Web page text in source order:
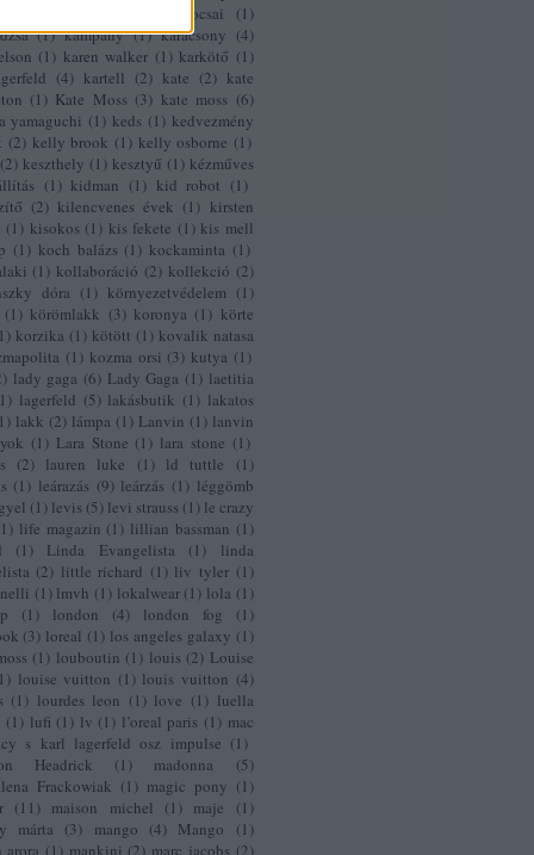
kalocsai (1 )
(1) kampány (1) karácsony (4)
(1 ) karen walker (1 ) karkötő (1 )
(4) kartell (2) kate (2) kate
(1 ) Kate Moss (3) kate moss (6)
yamaguchi (1 ) keds (1 ) kedvezmény
(2) kelly brook (1 ) kelly osborne (1 )
(2) keszthely (1 ) kesztyű (1 ) kézműves
(1 ) kidman (1 ) kid robot (1 )
(2) kilencvenes évek (1 ) kirsten
(1 ) kisokos (1 ) kis fekete (1 ) kis mell
(1 ) koch balázs (1 ) kockaminta (1 )
(1 ) kollaboráció (2) kollekció (2)
dóra (1 ) környezetvédelem (1 )
(1 ) körömlakk (3) koronya (1 ) körte
1 ) korzika (1 ) kötött (1 ) kovalik natasa
(1 ) kozma orsi (3) kutya (1 )
) lady gaga (6) Lady Gaga (1 ) laetitia
1 ) lagerfeld (5) lakásbutik (1 ) lakatos
1 ) lakk (2) lámpa (1 ) Lanvin (1 ) lanvin
(1 ) Lara Stone (1 ) lara stone (1 )
(2) lauren luke (1 ) ld tuttle (1 )
(1 ) leárazás (9) leárzás (1 ) léggömb
(1 ) levis (5) levi strauss (1 ) le crazy
1 ) life magazin (1 ) lillian bassman (1 )
(1 ) Linda Evangelista (1 )
linda
(2) little richard (1 ) liv tyler (1 )
(1 ) lmvh (1 ) lokalwear (1 ) lola (1 )
(1 ) london (4) london fog (1 )
(3) loreal (1 ) los angeles galaxy (1 )
(1 ) louboutin (1 ) louis (2) Louise
1 ) louise vuitton (1 ) louis vuitton (4)
(1 ) lourdes leon (1 ) love (1 ) luella
(1 ) lufi (1 ) lv (1 ) l’oreal paris (1 ) mac
s karl lagerfeld osz impulse (1 )
Headrick
(1 ) madonna (5)
Frackowiak (1 ) magic pony (1 )
(11 ) maison michel (1 ) maje (1 )
márta
(3) mango (4) Mango (1 )
arora ( 1 ) mankini (2 ) marc jacobs (2 )